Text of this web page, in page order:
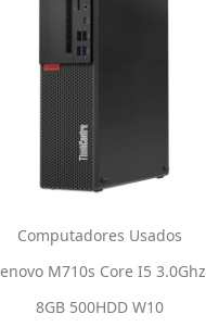
Computadores Usados
M710s Core I5 3.0Ghz
8GB 500HDD W10